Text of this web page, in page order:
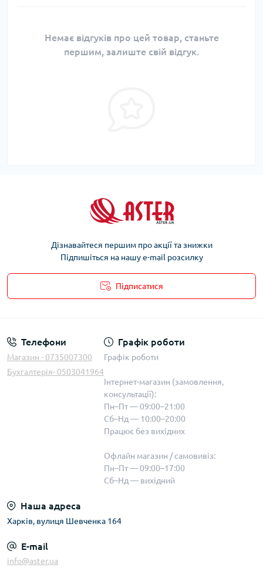
Немає відгуків про цей товар, станьте
першим, залиште свій відгук.
Дізнавайтеся першим про акції та знижки
Підпишіться на нашу e-mail розсилку
Підписатися
Телефони
Магазин - 0735007300
Бухгалтерія- 0503041964
Графік роботи
Графік роботи
Інтернет-магазин (замовлення,
консультації):
Пн–Пт — 09:00–21:00
Сб–Нд — 10:00–20:00
Працює без вихідних
Офлайн магазин / самовивіз:
Пн–Пт — 09:00–17:00
Сб–Нд — вихідний
Наша адреса
Харків, вулиця Шевченка 164
E-mail
info@aster.ua